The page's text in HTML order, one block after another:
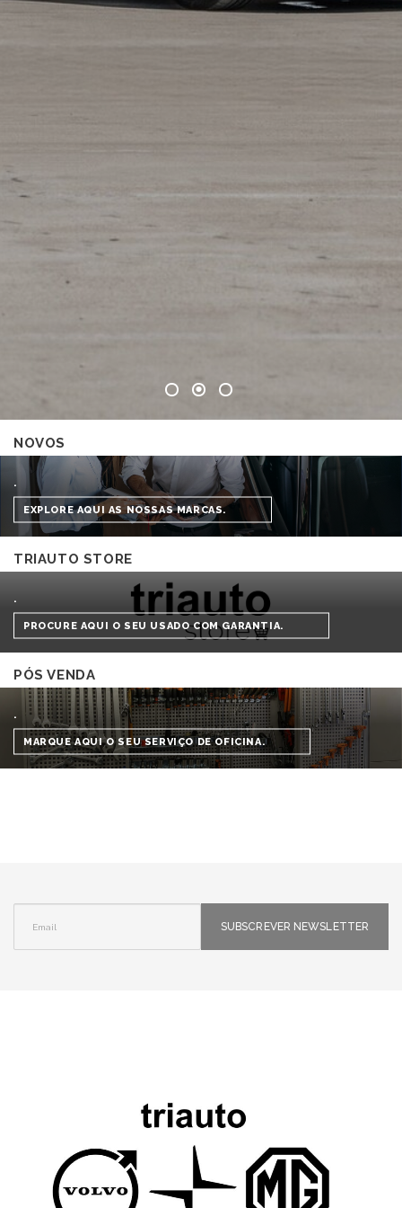
NOVOS
.
EXPLORE AQUI AS NOSSAS MARCAS.
TRIAUTO STORE
.
PROCURE AQUI O SEU USADO COM GARANTIA.
PÓS VENDA
.
MARQUE AQUI O SEU SERVIÇO DE OFICINA.
SUBSCREVER NEWSLETTER